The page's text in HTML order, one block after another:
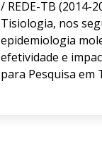
/ REDE-TB (2014-
Tisiologia, nos
epidemiologia
efetividade e
para Pesquisa em